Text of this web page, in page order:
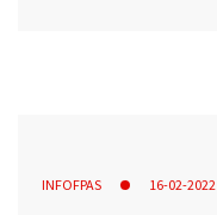
INFOFPAS 16-02-2022